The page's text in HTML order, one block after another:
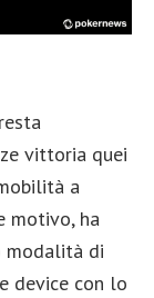
vittoria quei
a
motivo, ha
modalità di
device con lo